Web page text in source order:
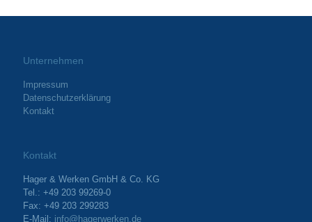
Unternehmen
Impressum
Datenschutzerklärung
Kontakt
Kontakt
Hager & Werken GmbH & Co. KG
Tel.: +49 203 99269-0
Fax: +49 203 299283
E-Mail: info@hagerwerken.de